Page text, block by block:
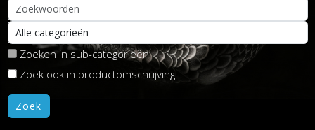
Zoeken in sub-categorieën
Zoek ook in productomschrijving